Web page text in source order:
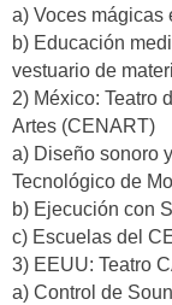
a) Voces mágicas
b) Educación
vestuario de
2) México: Teatro
Artes (CENART)
a) Diseño sonoro
Tecnológico de
b) Ejecución con
c) Escuelas del
3) EEUU: Teatro
a) Control de